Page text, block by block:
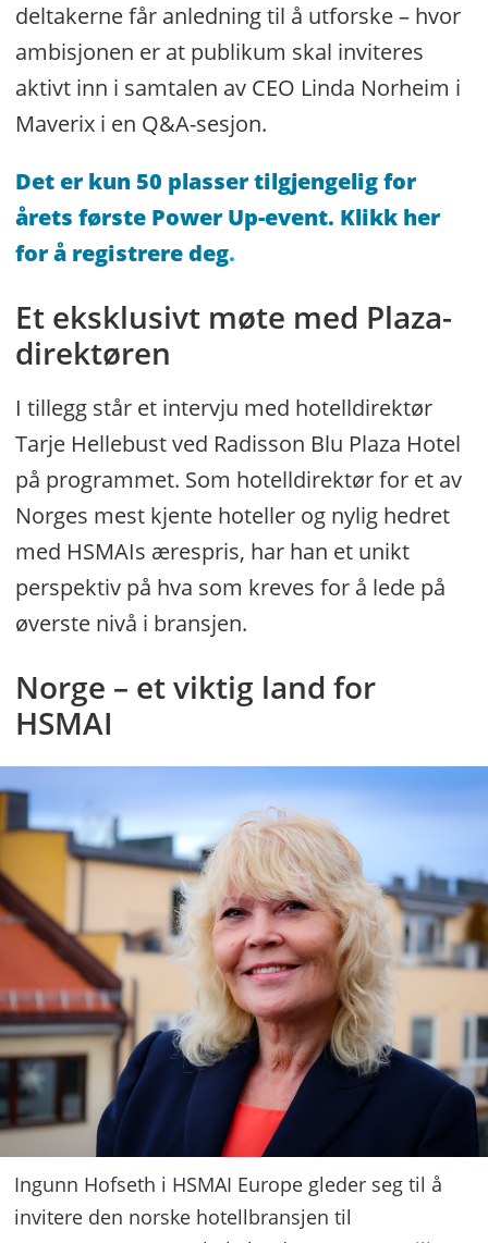
deltakerne får anledning til å utforske – hvor
ambisjonen er at publikum skal inviteres
aktivt inn i samtalen av CEO Linda Norheim i
Maverix i en Q&A-sesjon.
Det er kun 50 plasser tilgjengelig for
årets første Power Up-event. Klikk her
for å registrere deg.
Et eksklusivt møte med Plaza-
direktøren
I tillegg står et intervju med hotelldirektør
Tarje Hellebust ved Radisson Blu Plaza Hotel
på programmet. Som hotelldirektør for et av
Norges mest kjente hoteller og nylig hedret
med HSMAIs ærespris, har han et unikt
perspektiv på hva som kreves for å lede på
øverste nivå i bransjen.
Norge – et viktig land for
HSMAI
Ingunn Hofseth i HSMAI Europe gleder seg til å
invitere den norske hotellbransjen til